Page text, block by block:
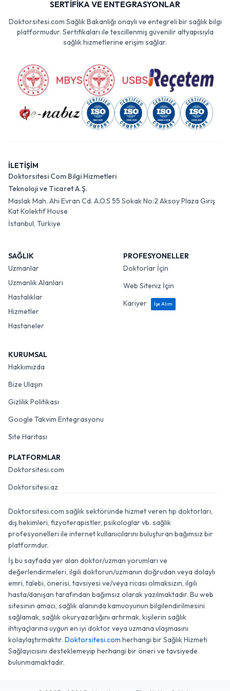
SERTİFİKA VE ENTEGRASYONLAR
Doktorsitesi.com Sağlık Bakanlığı onaylı ve entegreli bir sağlık bilgi
platformudur. Sertifikaları ile tescillenmiş güvenilir altyapısıyla
sağlık hizmetlerine erişim sağlar.
İLETİŞİM
Doktorsitesi Com Bilgi Hizmetleri
Teknoloji ve Ticaret A.Ş.
Maslak Mah. Ahi Evran Cd. A.O.S 55 Sokak No:2 Aksoy Plaza Giriş
Kat Kolektif House
İstanbul, Türkiye
SAĞLIK
Uzmanlar
Uzmanlık Alanları
Hastalıklar
Hizmetler
Hastaneler
PROFESYONELLER
Doktorlar İçin
Web Siteniz İçin
Kariyer
İşe Alım
KURUMSAL
Hakkımızda
Bize Ulaşın
Gizlilik Politikası
Google Takvim Entegrasyonu
Site Haritası
PLATFORMLAR
Doktorsitesi.com
Doktorsitesi.az
Doktorsitesi.com sağlık sektöründe hizmet veren tıp doktorları,
diş hekimleri, fizyoterapistler, psikologlar vb. sağlık
profesyonelleri ile internet kullanıcılarını buluşturan bağımsız bir
platformdur.
İş bu sayfada yer alan doktor/uzman yorumları ve
değerlendirmeleri, ilgili doktorun/uzmanın doğrudan veya dolaylı
emri, talebi, önerisi, tavsiyesi ve/veya ricası olmaksızın, ilgili
hasta/danışan tarafından bağımsız olarak yazılmaktadır. Bu web
sitesinin amacı, sağlık alanında kamuoyunun bilgilendirilmesini
sağlamak, sağlık okuryazarlığını artırmak, kişilerin sağlık
ihtiyaçlarına uygun en iyi doktor veya uzmana ulaşmasını
kolaylaştırmaktır. Doktorsitesi.com herhangi bir Sağlık Hizmeti
Sağlayıcısını desteklemeyip herhangi bir öneri ve tavsiyede
bulunmamaktadır.